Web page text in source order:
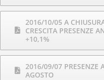
2016/10/05 A
CRESCITA PRESENZE
+10,1%
2016/09/07 PRESENZE
AGOSTO